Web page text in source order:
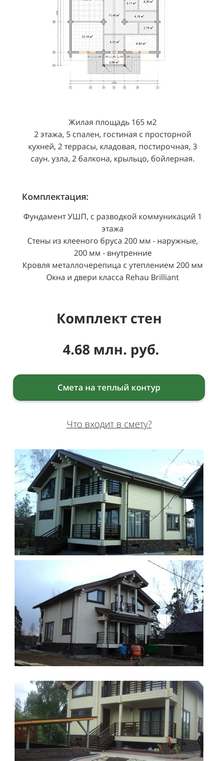
Жилая площадь 165 м2
2 этажа, 5 спален, гостиная с просторной
кухней, 2 террасы, кладовая, постирочная, 3
саун. узла, 2 балкона, крыльцо, бойлерная.
Комплектация:
Фундамент УШП, с разводкой коммуникаций 1
этажа
Стены из клееного бруса 200 мм - наружные,
200 мм - внутренние
Кровля металлочерепица с утеплением 200 мм
Окна и двери класса Rehau Brilliant
Комплект стен
4.68 млн. руб.
Смета на теплый контур
Что входит в смету?